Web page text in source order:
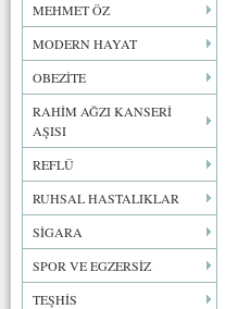
MEHMET ÖZ
MODERN HAYAT
OBEZİTE
RAHİM AĞZI KANSERİ
AŞISI
REFLÜ
RUHSAL HASTALIKLAR
SİGARA
SPOR VE EGZERSİZ
TEŞHİS